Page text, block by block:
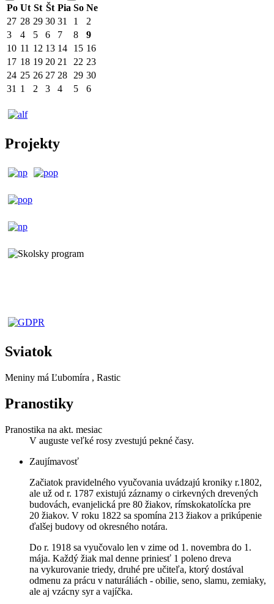
Po Ut St Št Pia So Ne
27 28 29 30 31 1
2
3
4 5 6 7 8
9
10 11 12 13 14 15 16
17 18 19 20 21 22 23
24 25 26 27 28 29 30
31 1 2 3 4 5 6
Projekty
Sviatok
Meniny má Ľubomíra , Rastic
Pranostiky
Pranostika na akt. mesiac
V auguste veľké rosy zvestujú pekné časy.
Zaujímavosť
Začiatok pravidelného vyučovania uvádzajú kroniky r.1802,
ale už od r. 1787 existujú záznamy o cirkevných drevených
budovách, evanjelická pre 80 žiakov, rímskokatolícka pre
20 žiakov. V roku 1822 sa spomína 213 žiakov a prikúpenie
ďalšej budovy od okresného notára.
Do r. 1918 sa vyučovalo len v zime od 1. novembra do 1.
mája. Každý žiak mal denne priniesť 1 poleno dreva
na vykurovanie triedy, druhé pre učiteľa, ktorý dostával
odmenu za prácu v naturáliách - obilie, seno, slamu, zemiaky,
ale aj vzácny syr a vajíčka.